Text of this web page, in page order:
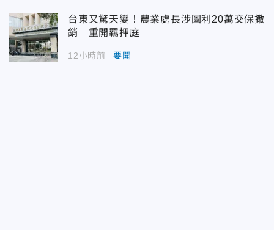
台東又驚天變！農業處長涉圖利20萬交保撤
銷 重開羈押庭
12小時前 要聞